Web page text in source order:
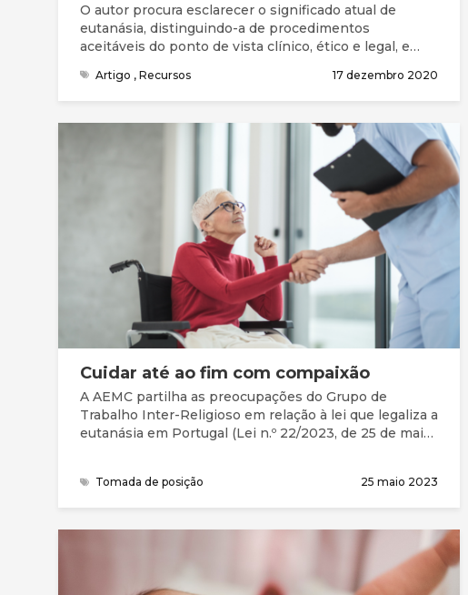
O autor procura esclarecer o significado atual de
eutanásia, distinguindo-a de procedimentos
aceitáveis do ponto de vista clínico, ético e legal, e
utilizados na reflexão e debate desta temática. Os
argumentos principais a favor da eutanásia e/ou
considerados insuportáveis pelo paciente, e o
Artigo , Recursos 17 dezembro 2020
Cuidar até ao fim com compaixão
A AEMC partilha as preocupações do Grupo de
Trabalho Inter-Religioso em relação à lei que legaliza a
eutanásia em Portugal (Lei n.º 22/2023, de 25 de maio),
Tomada de posição 25 maio 2023